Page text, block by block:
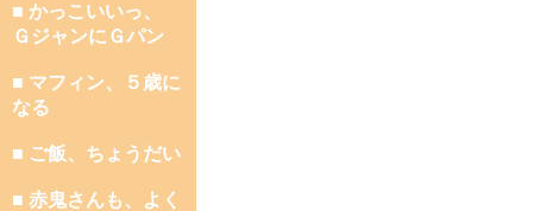
■ かっこいいっ、
ＧジャンにＧパン
■ マフィン、５歳に
なる
■ ご飯、ちょうだい
■ 赤鬼さんも、よく